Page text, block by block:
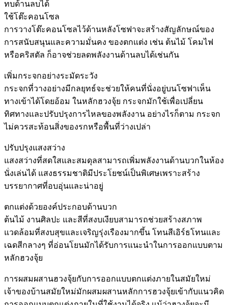
ทบด้านลบได้
ใช้โต๊ะคอนโซล
การวางโต๊ะคอนโซลไว้ด้านหลังโซฟาจะสร้างสัญลักษณ์ของ
การสนับสนุนและความมั่นคง ของตกแต่ง เช่น ต้นไม้ โคมไฟ
หรือคริสตัล ก็อาจช่วยลดพลังงานด้านลบได้เช่นกัน
เพิ่มกระจกอย่างระมัดระวัง
กระจกที่วางอย่างมีกลยุทธ์จะช่วยให้คนที่นั่งอยู่บนโซฟาเห็น
ทางเข้าได้โดยอ้อม ในหลักฮวงจุ้ย กระจกมักใช้เพื่อเปลี่ยน
ทิศทางและปรับปรุงการไหลของพลังงาน อย่างไรก็ตาม กระจก
ไม่ควรสะท้อนสิ่งของรกหรือพื้นที่ว่างเปล่า
ปรับปรุงแสงสว่าง
แสงสว่างที่สดใสและสมดุลสามารถเพิ่มพลังงานด้านบวกในห้อง
นั่งเล่นได้ แสงธรรมชาติมีประโยชน์เป็นพิเศษเพราะสร้าง
บรรยากาศที่อบอุ่นและน่าอยู่
ตกแต่งด้วยองค์ประกอบด้านบวก
ต้นไม้ งานศิลปะ และสีที่สงบเงียบสามารถช่วยสร้างสภาพ
แวดล้อมที่สงบสุขและเจริญรุ่งเรืองมากขึ้น โทนสีเอิร์ธโทนและ
เฉดสีกลางๆ ที่อ่อนโยนมักได้รับการแนะนำในการออกแบบตาม
หลักฮวงจุ้ย
การผสมผสานฮวงจุ้ยกับการออกแบบตกแต่งภายในสมัยใหม่
เจ้าของบ้านสมัยใหม่มักผสมผสานหลักการฮวงจุ้ยเข้ากับแนวคิด